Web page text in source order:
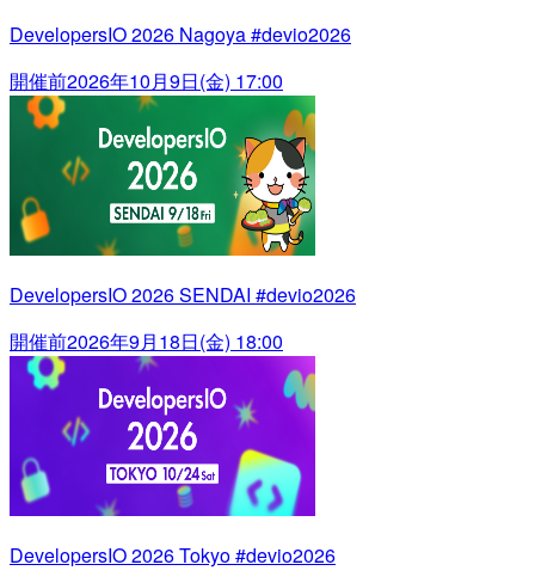
DevelopersIO 2026 Nagoya #devio2026
開催前2026年10月9日(金) 17:00
DevelopersIO 2026 SENDAI #devio2026
開催前2026年9月18日(金) 18:00
DevelopersIO 2026 Tokyo #devio2026